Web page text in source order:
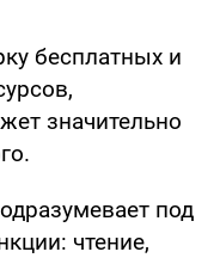
бесплатных и
значительно
под
чтение,